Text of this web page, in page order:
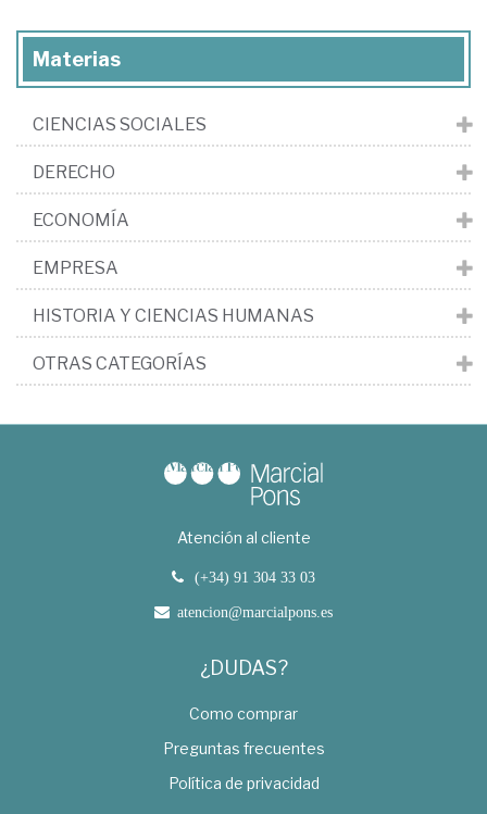
Materias
CIENCIAS SOCIALES
DERECHO
ECONOMÍA
EMPRESA
HISTORIA Y CIENCIAS HUMANAS
OTRAS CATEGORÍAS
Atención al cliente
(+34) 91 304 33 03
atencion@marcialpons.es
¿DUDAS?
Como comprar
Preguntas frecuentes
Política de privacidad